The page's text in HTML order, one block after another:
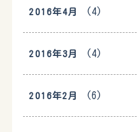
2016年4月 (4)
2016年3月 (4)
2016年2月 (6)